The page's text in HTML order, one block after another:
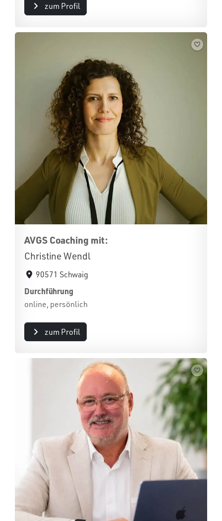
zum Profil
AVGS Coaching mit:
Christine Wendl
90571 Schwaig
Durchführung
online, persönlich
zum Profil